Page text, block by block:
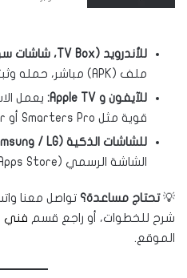
للأندرويد (TV Box، شاشات سوني، موبايل):
ملف (APK) مباشر، حمله وثبته بثواني.
للآيفون و Apple TV:
يعمل
قوية مثل Smarters Pro أو IBO Player.
للشاشات الذكية (Samsung / LG):
الشاشة الرسمي (Apps Store).
💡تحتاج مساعدة؟ تواصل معنا
شرح للخطوات، أو راجع قسم فني
الموقع.